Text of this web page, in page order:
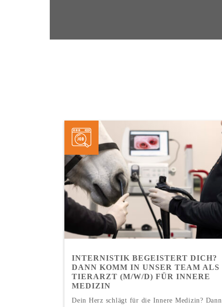
INTERNISTIK BEGEISTERT DICH?
DANN KOMM IN UNSER TEAM ALS
TIERARZT (M/W/D) FÜR INNERE
MEDIZIN
Dein Herz schlägt für die Innere Medizin? Dann